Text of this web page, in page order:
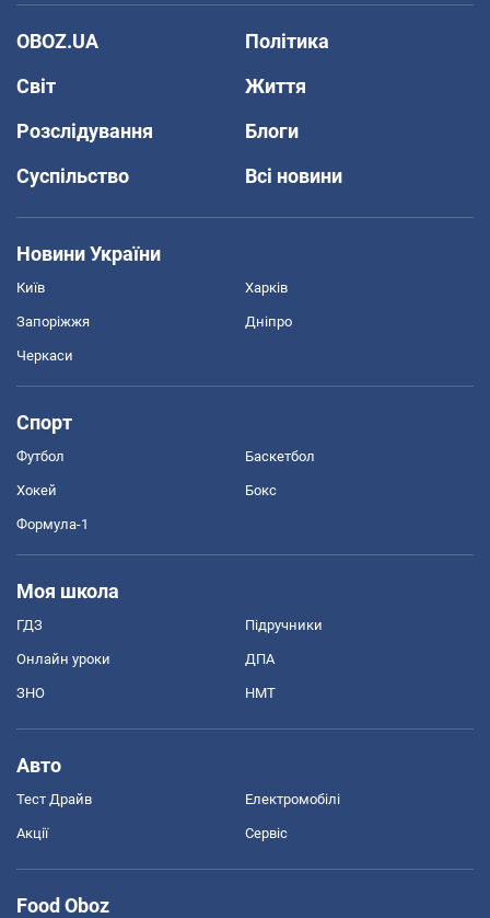
OBOZ.UA
Політика
Світ
Життя
Розслідування
Блоги
Суспільство
Всі новини
Новини України
Київ Харків
Запоріжжя Дніпро
Черкаси
Спорт
Футбол Баскетбол
Хокей Бокс
Формула-1
Моя школа
ГДЗ Підручники
Онлайн уроки ДПА
ЗНО НМТ
Авто
Тест Драйв Електромобілі
Акції Сервіс
Food Oboz